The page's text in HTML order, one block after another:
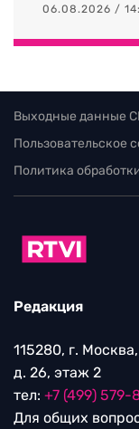
06.08.2026 /
Выходные данные
Пользовательское
Политика
Редакция
115280, г.
д. 26, этаж 2
тел: +7 (499) 579-
Для общих